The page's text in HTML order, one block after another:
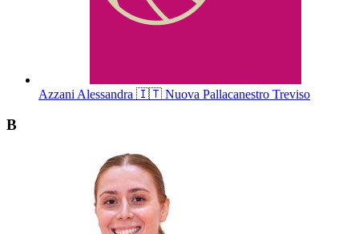
AzzaniAlessandra 🇮🇹 Nuova Pallacanestro Treviso
B